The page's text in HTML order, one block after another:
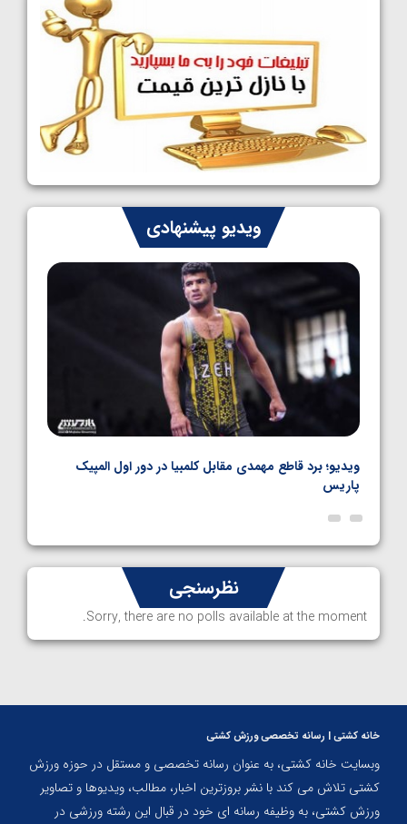
کشتی آزاد نوجوانان جهان؛ رقبای نمایندگان
ایران مشخص شدند
1405/05/08
کشتی فرنگی نوجوانان جهان؛ سکوی تیمی
سوم برای ایران
1405/05/07
ایران چشم به راه چهار مدال در پنج وزن دوم
کشتی فرنگی نوجوانان جهان
1405/05/06
ویدیو پیشنهادی
ویدیو؛ برد قاطع مهمدی مقابل کلمبیا در دور اول المپیک
پاریس
نظرسنجی
Sorry, there are no polls available at the moment.
خانه کشتی | رسانه تخصصی ورزش کشتی
وبسایت خانه کشتی، به عنوان رسانه تخصصی و مستقل در حوزه ورزش
کشتی تلاش می کند با نشر بروزترین اخبار، مطالب، ویدیوها و تصاویر
ورزش کشتی، به وظیفه رسانه ای خود در قبال این رشته ورزشی در